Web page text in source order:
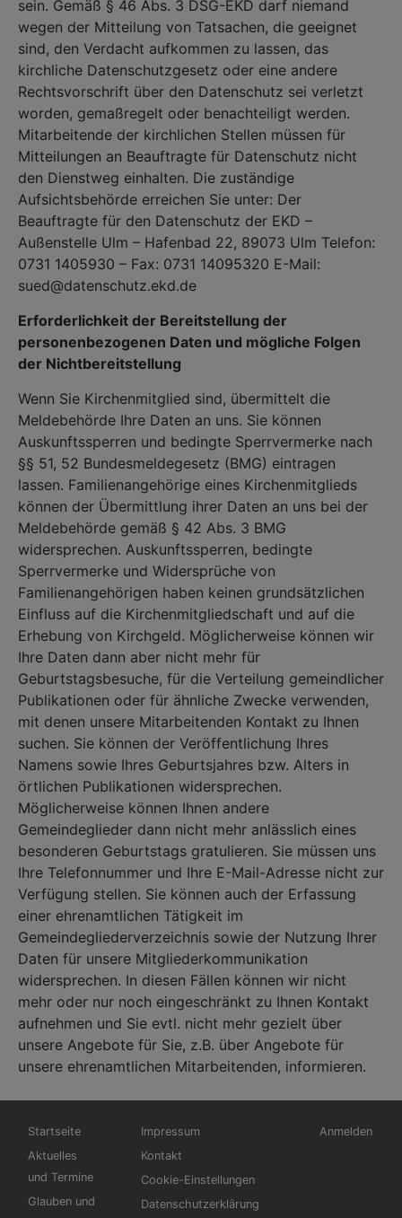
sein. Gemäß § 46 Abs. 3 DSG-EKD darf niemand
wegen der Mitteilung von Tatsachen, die geeignet
sind, den Verdacht aufkommen zu lassen, das
kirchliche Datenschutzgesetz oder eine andere
Rechtsvorschrift über den Datenschutz sei verletzt
worden, gemaßregelt oder benachteiligt werden.
Mitarbeitende der kirchlichen Stellen müssen für
Mitteilungen an Beauftragte für Datenschutz nicht
den Dienstweg einhalten. Die zuständige
Aufsichtsbehörde erreichen Sie unter: Der
Beauftragte für den Datenschutz der EKD –
Außenstelle Ulm – Hafenbad 22, 89073 Ulm Telefon:
0731 1405930 – Fax: 0731 14095320 E-Mail:
sued@datenschutz.ekd.de
Erforderlichkeit der Bereitstellung der
personenbezogenen Daten und mögliche Folgen
der Nichtbereitstellung
Wenn Sie Kirchenmitglied sind, übermittelt die
Meldebehörde Ihre Daten an uns. Sie können
Auskunftssperren und bedingte Sperrvermerke nach
§§ 51, 52 Bundesmeldegesetz (BMG) eintragen
lassen. Familienangehörige eines Kirchenmitglieds
können der Übermittlung ihrer Daten an uns bei der
Meldebehörde gemäß § 42 Abs. 3 BMG
widersprechen. Auskunftssperren, bedingte
Sperrvermerke und Widersprüche von
Familienangehörigen haben keinen grundsätzlichen
Einfluss auf die Kirchenmitgliedschaft und auf die
Erhebung von Kirchgeld. Möglicherweise können wir
Ihre Daten dann aber nicht mehr für
Geburtstagsbesuche, für die Verteilung gemeindlicher
Publikationen oder für ähnliche Zwecke verwenden,
mit denen unsere Mitarbeitenden Kontakt zu Ihnen
suchen. Sie können der Veröffentlichung Ihres
Namens sowie Ihres Geburtsjahres bzw. Alters in
örtlichen Publikationen widersprechen.
Möglicherweise können Ihnen andere
Gemeindeglieder dann nicht mehr anlässlich eines
besonderen Geburtstags gratulieren. Sie müssen uns
Ihre Telefonnummer und Ihre E-Mail-Adresse nicht zur
Verfügung stellen. Sie können auch der Erfassung
einer ehrenamtlichen Tätigkeit im
Gemeindegliederverzeichnis sowie der Nutzung Ihrer
Daten für unsere Mitgliederkommunikation
widersprechen. In diesen Fällen können wir nicht
mehr oder nur noch eingeschränkt zu Ihnen Kontakt
aufnehmen und Sie evtl. nicht mehr gezielt über
unsere Angebote für Sie, z.B. über Angebote für
unsere ehrenamtlichen Mitarbeitenden, informieren.
Hauptnavigation
Startseite
Aktuelles
und Termine
Glauben und
Fußbereichsmenü
Impressum
Kontakt
Cookie-Einstellungen
Datenschutzerklärung
Anmelden